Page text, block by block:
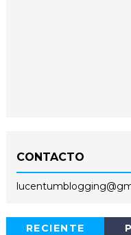
CONTACTO
RECIENTE